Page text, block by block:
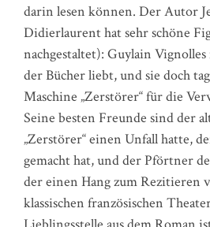
darin lesen können. Der Autor
Didierlaurent hat sehr schöne
nachgestaltet): Guylain
der Bücher liebt, und sie doch
Maschine „Zerstörer“ für die
Seine besten Freunde sind der
„Zerstörer“ einen Unfall hatte,
gemacht hat, und der Pförtner
der einen Hang zum Rezitieren
klassischen französischen